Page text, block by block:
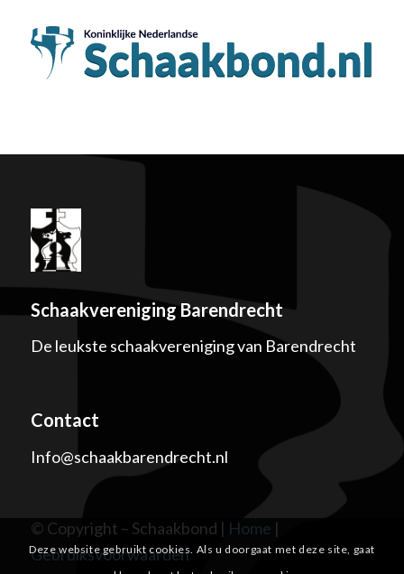
Schaakvereniging Barendrecht
De leukste schaakvereniging van Barendrecht
Contact
Info@schaakbarendrecht.nl
© Copyright – Schaakbond | Home |
Gebruiksvoorwaarden
Deze website gebruikt cookies. Als u doorgaat met deze site, gaat